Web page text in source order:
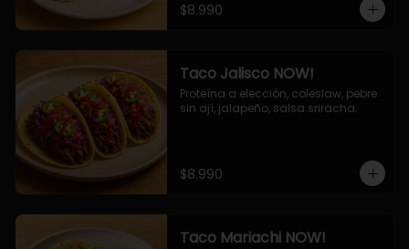
$8.990
Taco Jalisco NOW!
Proteína a elección, coleslaw, pebre
sin ají, jalapeño, salsa sriracha.
$8.990
Taco Mariachi NOW!